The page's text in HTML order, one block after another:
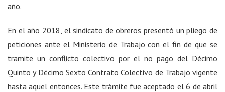
año.
En el año 2018, el sindicato de obreros presentó un pliego de
peticiones ante el Ministerio de Trabajo con el fin de que se
tramite un conflicto colectivo por el no pago del Décimo
Quinto y Décimo Sexto Contrato Colectivo de Trabajo vigente
hasta aquel entonces. Este trámite fue aceptado el 6 de abril